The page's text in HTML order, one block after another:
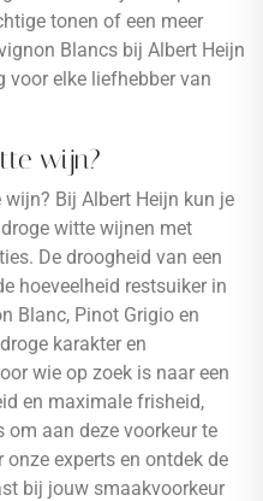
tonen of een meer
Blancs bij Albert Heijn
voor elke liefhebber van
wijn?
Bij Albert Heijn kun je
witte wijnen met
De droogheid van een
hoeveelheid restsuiker in
Blanc, Pinot Grigio en
karakter en
wie op zoek is naar een
en maximale frisheid,
om aan deze voorkeur te
experts en ontdek de
bij jouw smaakvoorkeur